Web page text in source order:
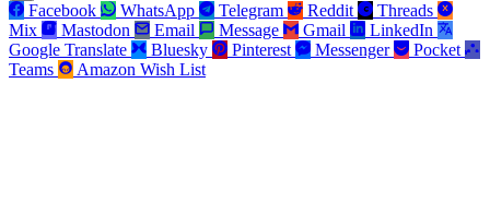
Facebook WhatsApp Telegram Reddit
Threads
Mix
Mastodon Email Message Gmail
LinkedIn
Google Translate
Bluesky Pinterest Messenger
Pocket
Teams
Amazon Wish List